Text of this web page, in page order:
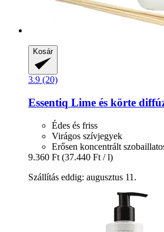
Kosár
3.9 (20)
Essentiq Lime és körte
Édes és friss
Virágos szívjegyek
Erősen koncentrált
9.360 Ft (37.440 Ft / l)
Szállítás eddig: augusztus 11.